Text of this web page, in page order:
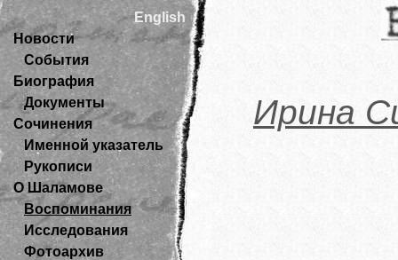
English
Новости
События
Биография
Документы
Сочинения
Именной указатель
Рукописи
О Шаламове
Воспоминания
Исследования
Фотоархив
Ирина